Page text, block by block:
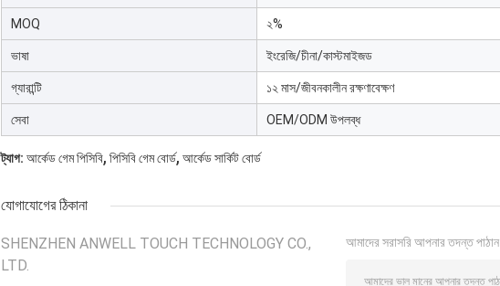
MOQ ২%
ভাষা ইংরেজি/চীনা/কাস্টমাইজড
গ্যারান্টি ১২ মাস/জীবনকালীন রক্ষণাবেক্ষণ
সেবা OEM/ODM উপলব্ধ
ট্যাগ: আর্কেড গেম পিসিবি, পিসিবি গেম বোর্ড, আর্কেড সার্কিট বোর্ড
যোগাযোগের ঠিকানা
SHENZHEN ANWELL TOUCH TECHNOLOGY CO.,
LTD.
আমাদের সরাসরি আপনার তদন্ত পাঠান